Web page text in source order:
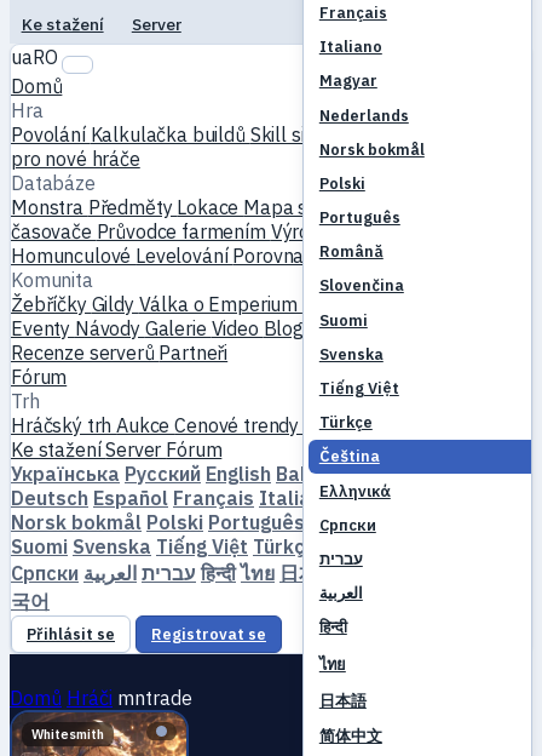
Français
Italiano
Magyar
Nederlands
Norsk bokmål
Polski
Português
Română
Slovenčina
Suomi
Svenska
Tiếng Việt
Türkçe
Čeština
Ελληνικά
Српски
עברית
العربية
हिन्दी
ไทย
日本語
简体中文
Ke stažení
Server
uaRO
Domů
Hra
Povolání Kalkulačka buildů Skill simulátor
pro nové hráče
Databáze
Monstra Předměty Lokace Mapa světaDatabáze skillů
časovače Průvodce farmením Výroba a kování
Homunculové Levelování Porovnat Mechaniky
Komunita
Žebříčky Gildy Válka o Emperium
Eventy Návody Galerie Video Blogy Kluby
Recenze serverů Partneři
Fórum
Trh
Hráčský trhAukceCenové trendy
Ekonomika
Ke staženíServer Fórum
Українська Русский English Bahasa Indonesia Dansk
Deutsch Español Français Italiano Magyar
Norsk bokmål Polski Português Română
Suomi Svenska Tiếng Việt Türkçe
Српски
עברית العربية हिन्दी ไทย 日本語 简体中文
국어
Přihlásit se Registrovat se
Domů Hráči mntrade
Whitesmith